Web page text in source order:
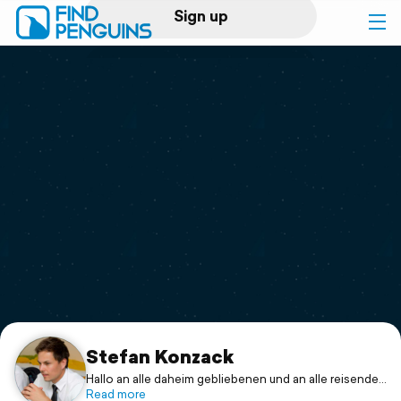
Sign up
Log in
Print a book
Flyover video
Support
Stefan Konzack
Hallo an alle daheim gebliebenen und an alle reisenden
rund um den Globus!
Read more